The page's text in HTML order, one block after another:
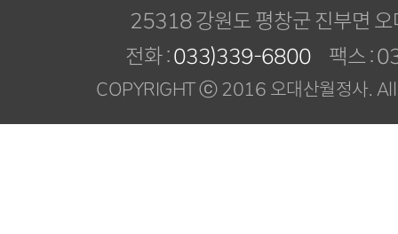
25318 강원도 평창군 진부면
전화 :033)339-6800 팩스 :
COPYRIGHT ⓒ 2016 오대산월정사.